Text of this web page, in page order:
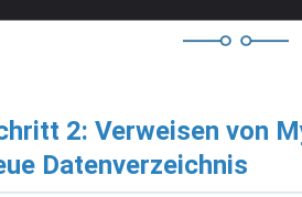
2: Verweisen von
Datenverzeichnis